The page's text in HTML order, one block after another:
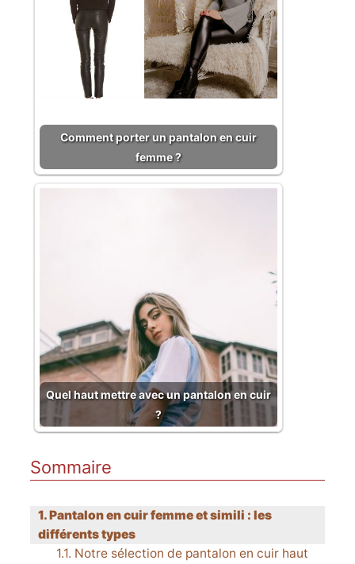
Comment porter un pantalon en cuir
femme ?
Quel haut mettre avec un pantalon en cuir
?
Sommaire
Pantalon en cuir femme et simili : les
différents types
Notre sélection de pantalon en cuir haut